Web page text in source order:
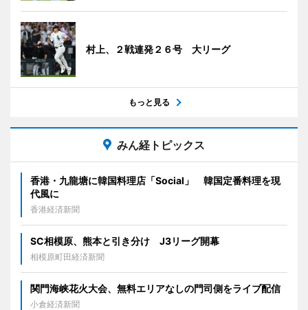
村上、２戦連発２６号 大リーグ
もっと見る
みん経トピックス
香港・九龍塘に韓国料理店「Social」 韓国定番料理を現
代風に
香港経済新聞
SC相模原、熊本と引き分け J3リーグ開幕
相模原町田経済新聞
関門海峡花火大会、無料エリアなしの門司側をライブ配信
小倉経済新聞